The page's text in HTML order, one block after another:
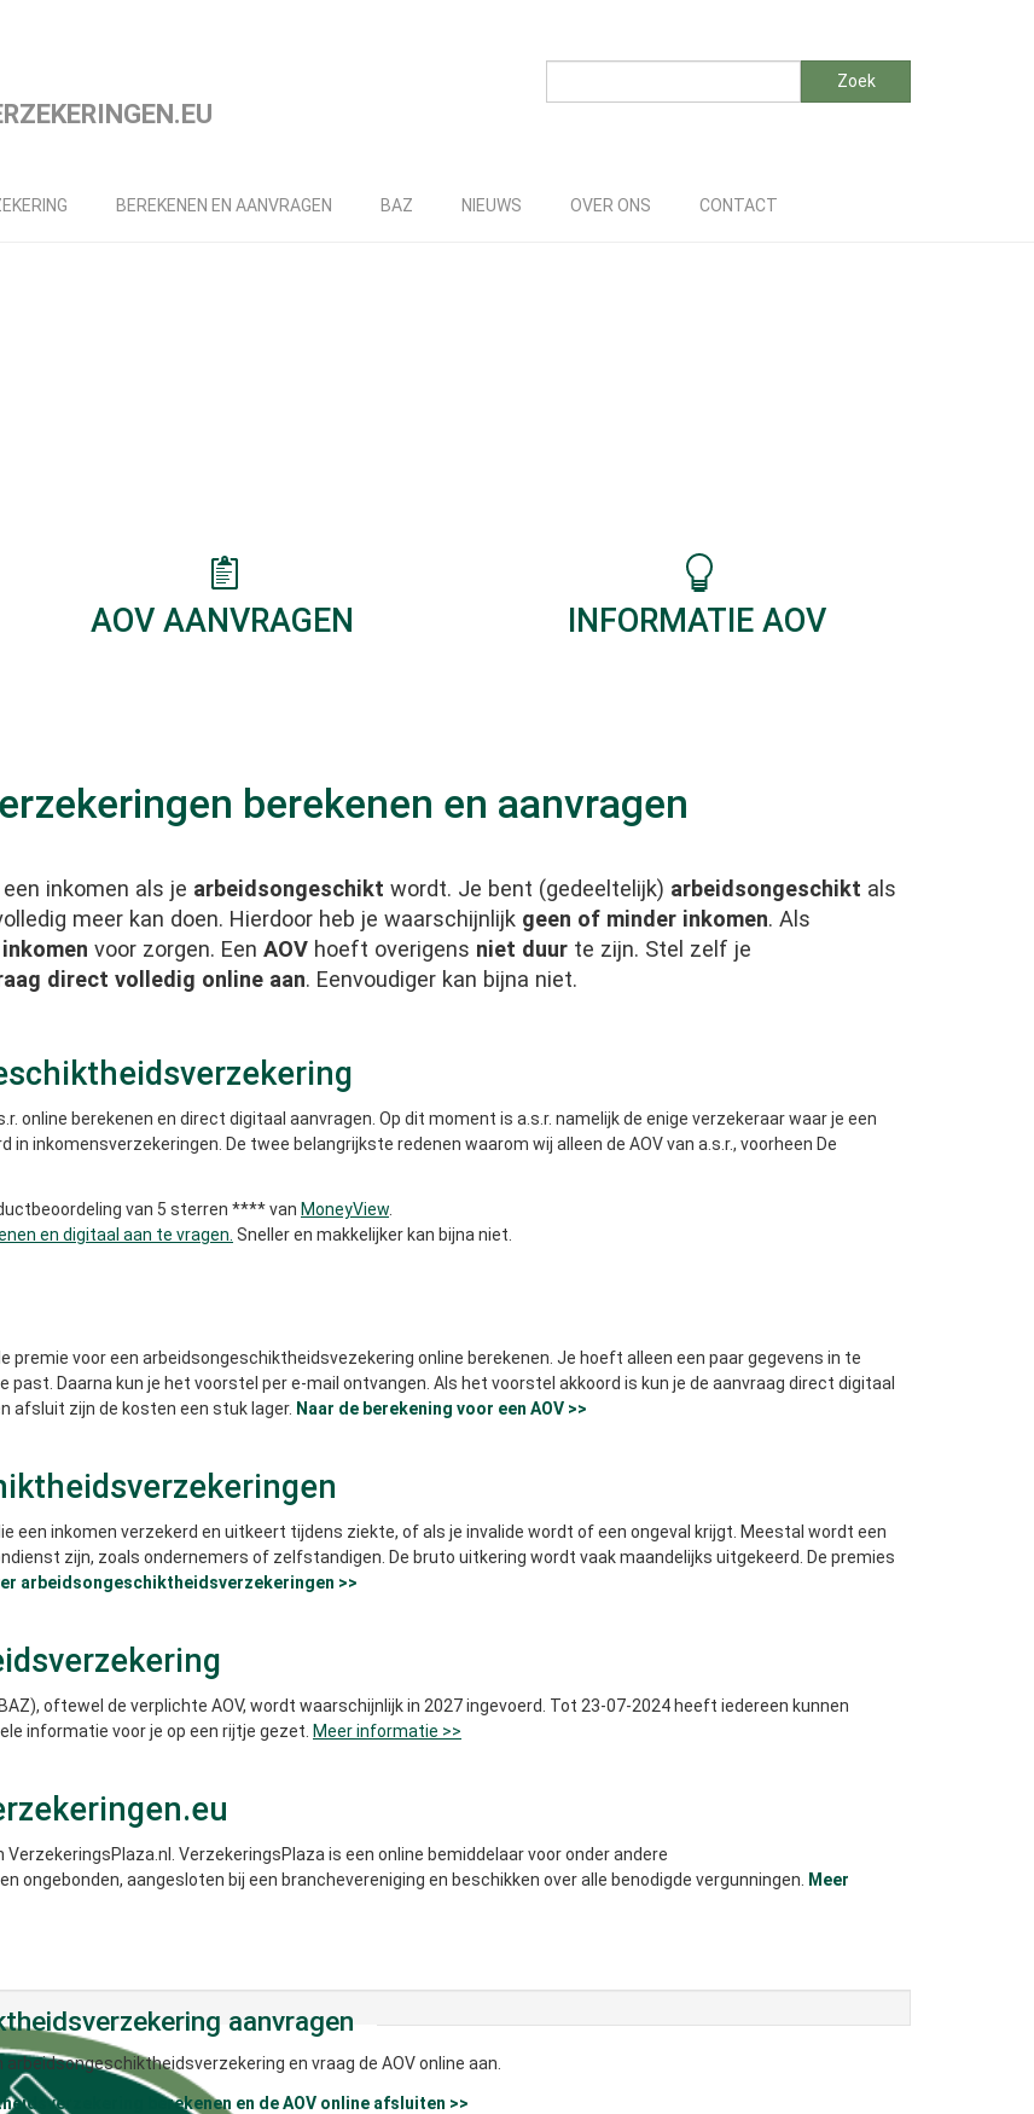
Zoek
BEREKENEN EN AANVRAGEN BAZ NIEUWS OVER ONS CONTACT
AOV AANVRAGEN INFORMATIE AOV
berekenen en aanvragen
inkomen als je arbeidsongeschikt wordt. Je bent (gedeeltelijk) arbeidsongeschikt als
meer kan doen. Hierdoor heb je waarschijnlijk geen of minder inkomen. Als
inkomen voor zorgen. Een AOV hoeft overigens niet duur te zijn. Stel zelf je
direct volledig online aan. Eenvoudiger kan bijna niet.
online berekenen en direct digitaal aanvragen. Op dit moment is a.s.r. namelijk de enige verzekeraar waar je een
in inkomensverzekeringen. De twee belangrijkste redenen waarom wij alleen de AOV van a.s.r., voorheen De
van 5 sterren **** van MoneyView
en digitaal aan te vragen. Sneller en makkelijker kan bijna niet.
premie voor een arbeidsongeschiktheidsvezekering online berekenen. Je hoeft alleen een paar gegevens in te
Daarna kun je het voorstel per e-mail ontvangen. Als het voorstel akkoord is kun je de aanvraag direct digitaal
afsluit zijn de kosten een stuk lager. Naar de berekening voor een AOV >>
een inkomen verzekerd en uitkeert tijdens ziekte, of als je invalide wordt of een ongeval krijgt. Meestal wordt een
zijn, zoals ondernemers of zelfstandigen. De bruto uitkering wordt vaak maandelijks uitgekeerd. De premies
arbeidsongeschiktheidsverzekeringen >>
oftewel de verplichte AOV, wordt waarschijnlijk in 2027 ingevoerd. Tot 23-07-2024 heeft iedereen kunnen
informatie voor je op een rijtje gezet. Meer informatie >>
VerzekeringsPlaza is een online bemiddelaar voor onder andere
ongebonden, aangesloten bij een branchevereniging en beschikken over alle benodigde vergunningen.
Meer
aanvragen
arbeidsongeschiktheidsverzekering en vraag de AOV online aan.
berekenen en de AOV online afsluiten >>